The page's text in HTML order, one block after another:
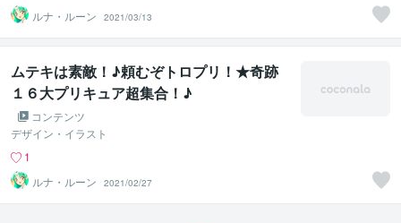
ルナ・ルーン
2021/03/13
ムテキは素敵！♪頼むぞトロプリ！★奇跡
１６大プリキュア超集合！♪
コンテンツ
デザイン・イラスト
1
ルナ・ルーン
2021/02/27